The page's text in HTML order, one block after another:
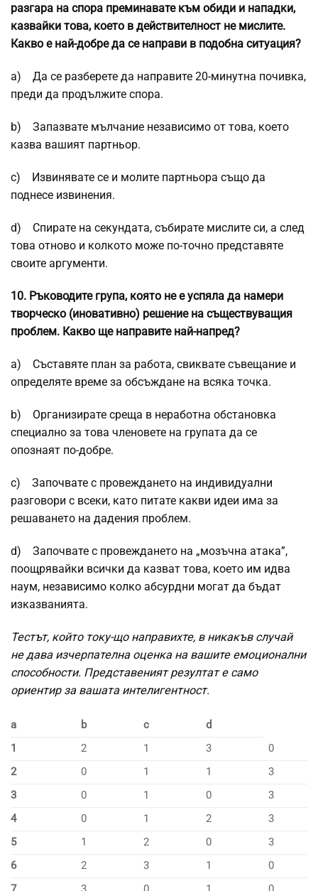
разгара на спора преминавате към обиди и нападки,
казвайки това, което в действителност не мислите.
Какво е най-добре да се направи в подобна ситуация?
a) Да се разберете да направите 20-минутна почивка,
преди да продължите спора.
b) Запазвате мълчание независимо от това, което
казва вашият партньор.
c) Извинявате се и молите партньора също да
поднесе извинения.
d) Спирате на секундата, събирате мислите си, а след
това отново и колкото може по-точно представяте
своите аргументи.
10. Ръководите група, която не е успяла да намери
творческо (иновативно) решение на съществуващия
проблем. Какво ще направите най-напред?
a) Съставяте план за работа, свиквате съвещание и
определяте време за обсъждане на всяка точка.
b) Организирате среща в неработна обстановка
специално за това членовете на групата да се
опознаят по-добре.
c) Започвате с провеждането на индивидуални
разговори с всеки, като питате какви идеи има за
решаването на дадения проблем.
d) Започвате с провеждането на „мозъчна атака”,
поощрявайки всички да казват това, което им идва
наум, независимо колко абсурдни могат да бъдат
изказванията.
Тестът, който току-що направихте, в никакъв случай
не дава изчерпателна оценка на вашите емоционални
способности. Представеният резултат е само
ориентир за вашата интелигентност.
a b c
d
1
2 1 3
0
2
0 1 1
3
3
0 1 0
3
4
0 1 2
3
5
1 2 0
3
6
2 3 1
0